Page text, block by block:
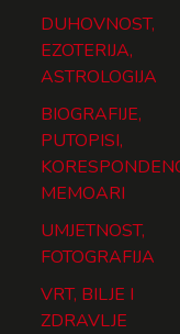
DUHOVNOST,
EZOTERIJA,
ASTROLOGIJA
BIOGRAFIJE,
PUTOPISI,
MEMOARI
UMJETNOST,
FOTOGRAFIJA
VRT, BILJE I
ZDRAVLJE